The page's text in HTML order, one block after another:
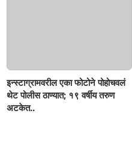
इन्स्टाग्रामवरील एका फोटोने पोहोचवलं
थेट पोलीस ठाण्यात; १९ वर्षीय तरुण
अटकेत..